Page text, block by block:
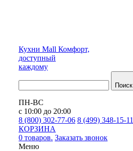
Кухни Mall Комфорт,
доступный
каждому
Поиск
ПН-ВС
с 10:00 до 20:00
8 (800) 302-77-06 8 (499) 348-15-11
КОРЗИНА
0 товаров. Заказать звонок
Меню